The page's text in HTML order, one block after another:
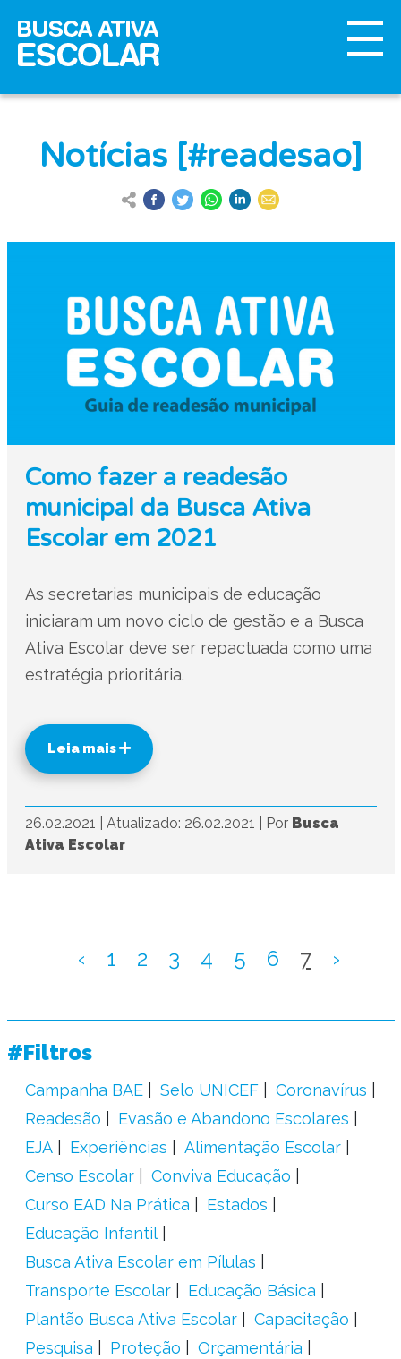
Notícias [#readesao]
Como fazer a readesão
municipal da Busca Ativa
Escolar em 2021
As secretarias municipais de educação
iniciaram um novo ciclo de gestão e a Busca
Ativa Escolar deve ser repactuada como uma
estratégia prioritária.
Leia mais
26.02.2021 Atualizado: 26.02.2021 Por Busca
Ativa Escolar
‹ 1 2 3 4 5 6 7 ›
#Filtros
Campanha BAE Selo UNICEF
Coronavírus
Readesão
Evasão e Abandono Escolares
EJA
Experiências
Alimentação Escolar
Censo Escolar
Conviva Educação
Curso EAD Na Prática
Estados
Educação Infantil
Busca Ativa Escolar em Pílulas
Transporte Escolar
Educação Básica
Plantão Busca Ativa Escolar
Capacitação
Pesquisa
Proteção
Orçamentária